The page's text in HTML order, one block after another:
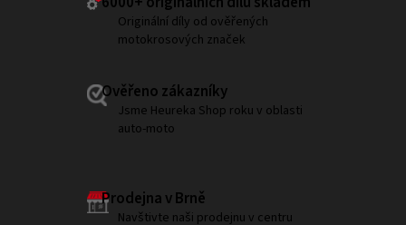
Originální díly od ověřených
motokrosových značek
Ověřeno zákazníky
Jsme Heureka Shop roku v oblasti
auto-moto
Prodejna v Brně
Navštivte naši prodejnu v centru